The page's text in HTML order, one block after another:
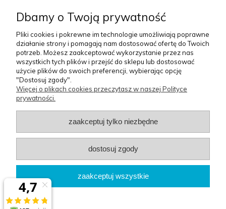
walizka BG BerlinTropical Sound.
czytaj całość »
Pomoc
Moje
konto
Płatności i
dostawa
O nas
BG Berlin
Magazyn : ul.św.Michała 100 61-005 Poznań
Dbamy o Twoją prywatność
Pliki cookies i pokrewne im technologie umożliwiają poprawne
działanie strony i pomagają nam dostosować ofertę do Twoich
potrzeb. Możesz zaakceptować wykorzystanie przez nas
wszystkich tych plików i przejść do sklepu lub dostosować
użycie plików do swoich preferencji, wybierając opcję
"Dostosuj zgody".
Więcej o plikach cookies przeczytasz w naszej Polityce
prywatności.
zaakceptuj tylko niezbędne
dostosuj zgody
zaakceptuj wszystkie